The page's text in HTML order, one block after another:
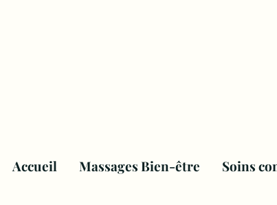
Accueil Massages Bien-être Soins